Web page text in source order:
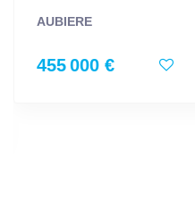
AUBIERE
455 000 €